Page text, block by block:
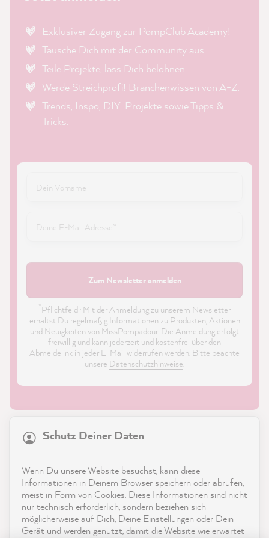
Exklusiver Zugang zur PompClub Academy!
Tausche Dich mit der Community aus.
Teile Projekte, lass Dich belohnen.
Werde Streichprofi! Branchenwissen von A-Z.
Trends, Inspo, DIY-Projekte sowie Tipps &
Tricks.
Zum Newsletter anmelden
Pflichtfeld · Mit der Anmeldung zu unserem Newsletter
erhältst Du regelmäßig Informationen zu Produkten, Aktionen
und Neuigkeiten von MissPompadour. Die Anmeldung erfolgt
freiwillig und kann jederzeit und kostenfrei über den
Abmeldelink in jeder E-Mail widerrufen werden. Bitte beachte
unsere Datenschutzhinweise.
Service
Kontakt
Schutz Deiner Daten
Wenn Du unsere Website besuchst, kann diese
Informationen in Deinem Browser speichern oder abrufen,
meist in Form von Cookies. Diese Informationen sind nicht
nur technisch erforderlich, sondern beziehen sich
möglicherweise auf Dich, Deine Einstellungen oder Dein
Gerät und werden genutzt, damit die Website wie erwartet
21.818Bewertungen
reviews-io